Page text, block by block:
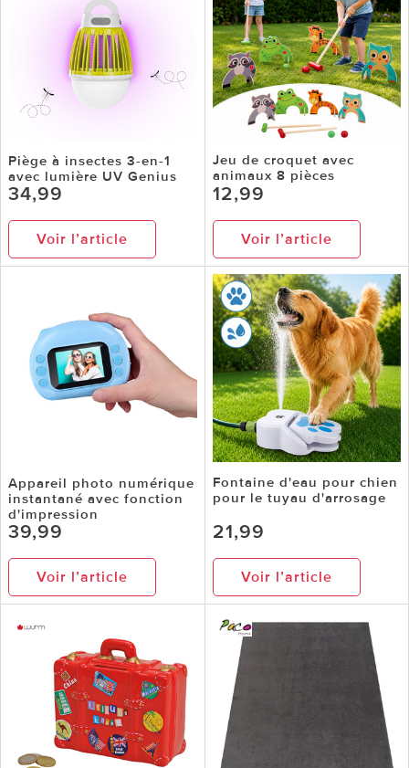
Piège à insectes 3-en-1
avec lumière UV Genius
34,99
Voir l’article
Jeu de croquet avec
animaux 8 pièces
12,99
Voir l’article
Appareil photo numérique
instantané avec fonction
d'impression
39,99
Voir l’article
Fontaine d'eau pour chien
pour le tuyau d'arrosage
21,99
Voir l’article